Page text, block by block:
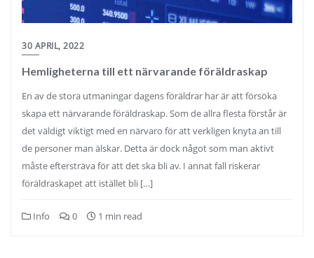
30 APRIL, 2022
Hemligheterna till ett närvarande föräldraskap
En av de stora utmaningar dagens föräldrar har är att försöka
skapa ett närvarande föräldraskap. Som de allra flesta förstår är
det väldigt viktigt med en närvaro för att verkligen knyta an till
de personer man älskar. Detta är dock något som man aktivt
måste eftersträva för att det ska bli av. I annat fall riskerar
föräldraskapet att istället bli […]
Info 0 1 min read